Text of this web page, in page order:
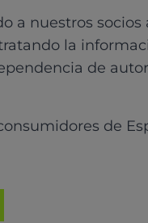
a nuestros
la
de
de